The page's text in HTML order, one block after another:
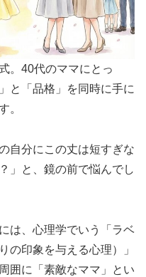
。40代のママにとっ
と「品格」を同時に手に
。
自分にこの丈は短すぎな
」と、鏡の前で悩んでし
は、心理学でいう「ラベ
の印象を与える心理）」
囲に「素敵なママ」とい